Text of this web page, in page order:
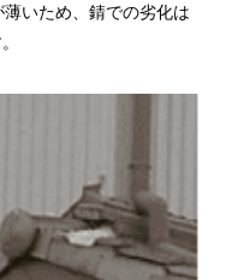
いため、錆での劣化は